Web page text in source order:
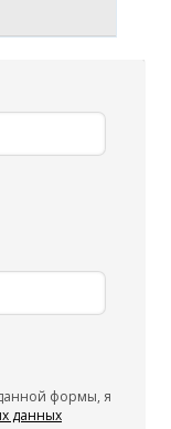
формы, я
данных